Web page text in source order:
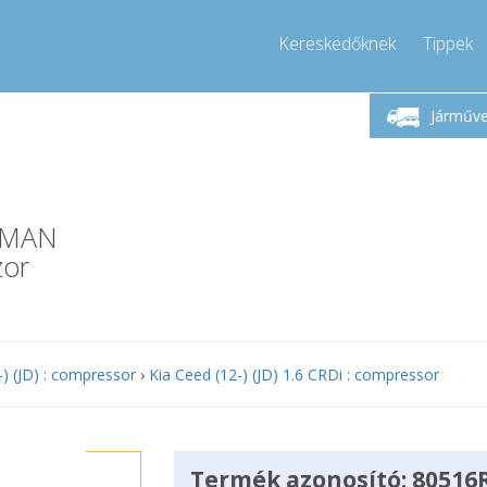
Kereskedőknek Tippek
Péntek 9-17
Hívjon!
(JD) : compressor › Kia Ceed (12-) (JD) 1.6 CRDi : compressor
Termék azonosító: